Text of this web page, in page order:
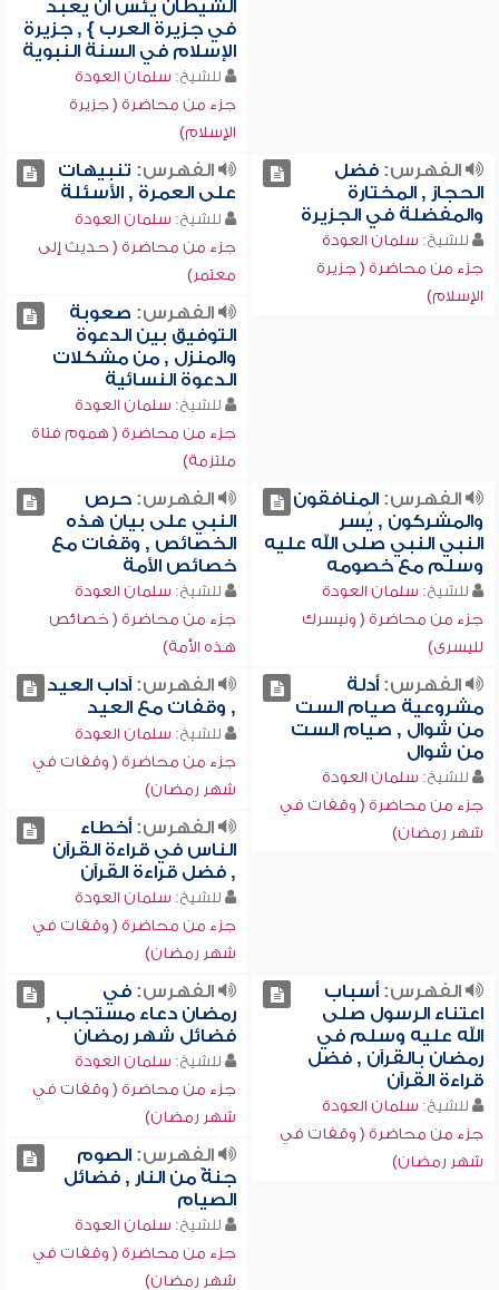
الشيطان يئس أن يعبد
في جزيرة العرب } , جزيرة
الإسلام في السنة النبوية
للشيخ: سلمان العودة
جزء من محاضرة ( جزيرة
الإسلام)
الفهرس:فضل
الحجاز , المختارة
والمفضلة في الجزيرة
للشيخ: سلمان العودة
جزء من محاضرة ( جزيرة
الإسلام)
الفهرس: تنبيهات
على العمرة , الأسئلة
للشيخ: سلمان العودة
جزء من محاضرة ( حديث إلى
معتمر)
الفهرس: صعوبة
التوفيق بين الدعوة
والمنزل , من مشكلات
الدعوة النسائية
للشيخ: سلمان العودة
جزء من محاضرة ( هموم فتاة
ملتزمة)
الفهرس:المنافقون
والمشركون , يُسر
النبي النبي صلى الله عليه
وسلم مع خصومه
للشيخ: سلمان العودة
جزء من محاضرة ( ونيسرك
لليسرى)
الفهرس:حرص
النبي على بيان هذه
الخصائص , وقفات مع
خصائص الأمة
للشيخ: سلمان العودة
جزء من محاضرة ( خصائص
هذه الأمة)
الفهرس:أدلة
مشروعية صيام الست
من شوال , صيام الست
من شوال
للشيخ: سلمان العودة
جزء من محاضرة ( وقفات في
شهر رمضان)
الفهرس:آداب العيد
, وقفات مع العيد
للشيخ: سلمان العودة
جزء من محاضرة ( وقفات في
شهر رمضان)
الفهرس:أخطاء
الناس في قراءة القرآن
, فضل قراءة القرآن
للشيخ: سلمان العودة
جزء من محاضرة ( وقفات في
شهر رمضان)
الفهرس:أسباب
اعتناء الرسول صلى
الله عليه وسلم في
رمضان بالقرآن , فضل
قراءة القرآن
للشيخ: سلمان العودة
جزء من محاضرة ( وقفات في
شهر رمضان)
الفهرس:في
رمضان دعاء مستجاب ,
فضائل شهر رمضان
للشيخ: سلمان العودة
جزء من محاضرة ( وقفات في
شهر رمضان)
الفهرس:الصوم
جنةٌ من النار , فضائل
الصيام
للشيخ: سلمان العودة
جزء من محاضرة ( وقفات في
شهر رمضان)